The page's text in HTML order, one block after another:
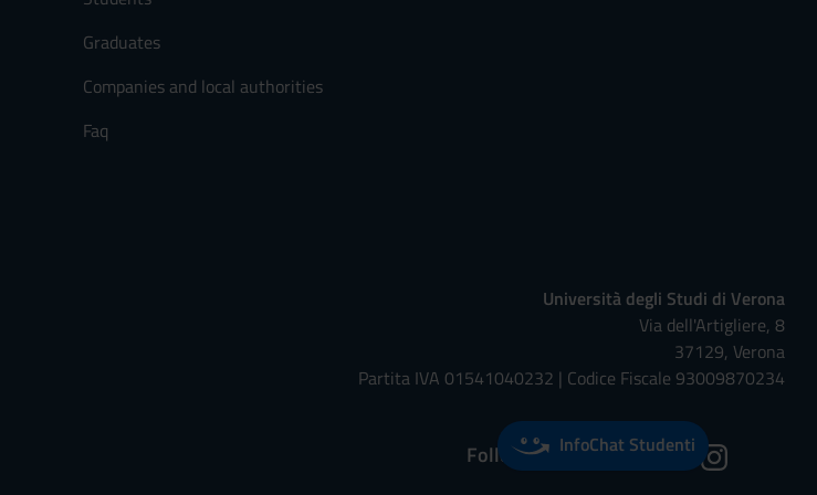
Graduates
Companies and local authorities
Faq
Università degli Studi di Verona
Via dell'Artigliere, 8
37129, Verona
Partita IVA 01541040232 | Codice Fiscale 93009870234
Follow us on:InfoChat Studenti